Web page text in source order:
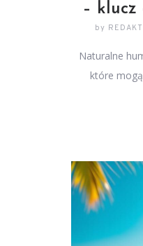
– klucz
by
Naturalne
które